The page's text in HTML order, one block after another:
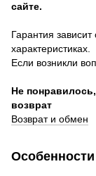
сайте.
Гарантия
характеристиках.
Если возникли
Не
возврат
Возврат и обмен
Особенности